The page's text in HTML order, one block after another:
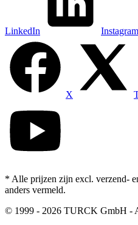
LinkedIn Instagram
X
* Alle prijzen zijn excl. verzend-
anders vermeld.
© 1999 - 2026 TURCK GmbH -